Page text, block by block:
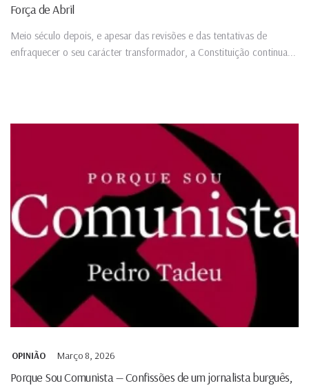
Força de Abril
Meio século depois, e apesar das revisões e das tentativas de
enfraquecer o seu carácter transformador, a Constituição continua...
OPINIÃO Março 8, 2026
Porque Sou Comunista — Confissões de um jornalista burguês,